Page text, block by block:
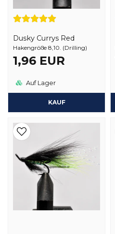
Dusky Currys Red
Hakengröße 8,10. (Drilling)
1,96 EUR
Auf Lager
KAUF